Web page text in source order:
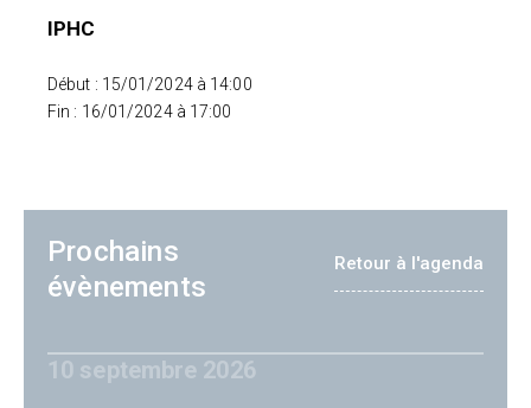
IPHC
Début : 15/01/2024 à 14:00
Fin : 16/01/2024 à 17:00
Prochains
évènements
Retour à l'agenda
10 septembre 2026